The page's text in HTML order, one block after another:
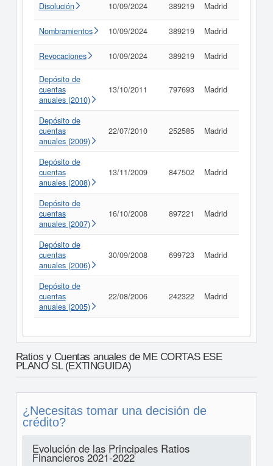
Disolución 10/09/2024 389219 Madrid
Nombramientos 10/09/2024 389219 Madrid
Revocaciones 10/09/2024 389219 Madrid
Depósito de
cuentas
anuales (2010)
13/10/2011 797693 Madrid
Depósito de
cuentas
anuales (2009)
22/07/2010 252585 Madrid
Depósito de
cuentas
anuales (2008)
13/11/2009 847502 Madrid
Depósito de
cuentas
anuales (2007)
16/10/2008 897221 Madrid
Depósito de
cuentas
anuales (2006)
30/09/2008 699723 Madrid
Depósito de
cuentas
anuales (2005)
22/08/2006 242322 Madrid
Ratios y Cuentas anuales de ME CORTAS ESE
PLANO SL (EXTINGUIDA)
¿Necesitas tomar una decisión de
crédito?
Evolución de las Principales Ratios
Financieros 2021-2022